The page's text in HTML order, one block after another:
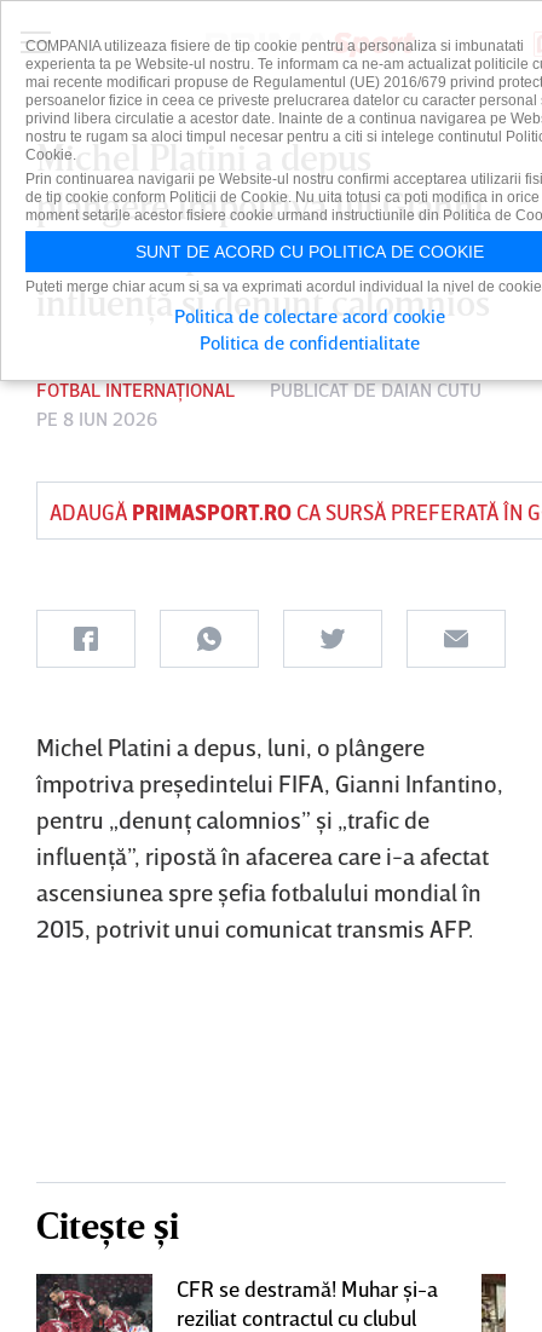
Michel Platini a depus
plângere împotriva lui Gianni
Infantino pentru trafic de
influenţă şi denunţ calomnios
FOTBAL INTERNAȚIONAL PUBLICAT DEDAIAN CUTU
PE 8 IUN 2026
ADAUGĂ PRIMASPORT.ROCA SURSĂ PREFERATĂ ÎN
Michel Platini a depus, luni, o plângere
împotriva preşedintelui FIFA, Gianni Infantino,
pentru „denunţ calomnios” şi „trafic de
influenţă”, ripostă în afacerea care i-a afectat
ascensiunea spre şefia fotbalului mondial în
2015, potrivit unui comunicat transmis AFP.
Citește și
CFR se destramă! Muhar şi-a
reziliat contractul cu clubul
COMPANIA utilizeaza fisiere de tip cookie pentru a personaliza si imbunatati
experienta ta pe Website-ul nostru. Te informam ca ne-am actualizat politicile
mai recente modificari propuse de Regulamentul (UE) 2016/679 privind
persoanelor fizice in ceea ce priveste prelucrarea datelor cu caracter personal
privind libera circulatie a acestor date. Inainte de a continua navigarea pe
nostru te rugam sa aloci timpul necesar pentru a citi si intelege continutul
Cookie.
Prin continuarea navigarii pe Website-ul nostru confirmi acceptarea utilizarii
de tip cookie conform Politicii de Cookie. Nu uita totusi ca poti modifica in orice
moment setarile acestor fisiere cookie urmand instructiunile din Politica de
SUNT DE ACORD CU POLITICA DE COOKIE
Puteti merge chiar acum si sa va exprimati acordul individual la nivel de
Politica de colectare acord cookie
Politica de confidentialitate